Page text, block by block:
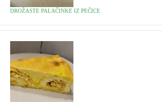
DROŽASTE PALAČINKE IZ PEČICE